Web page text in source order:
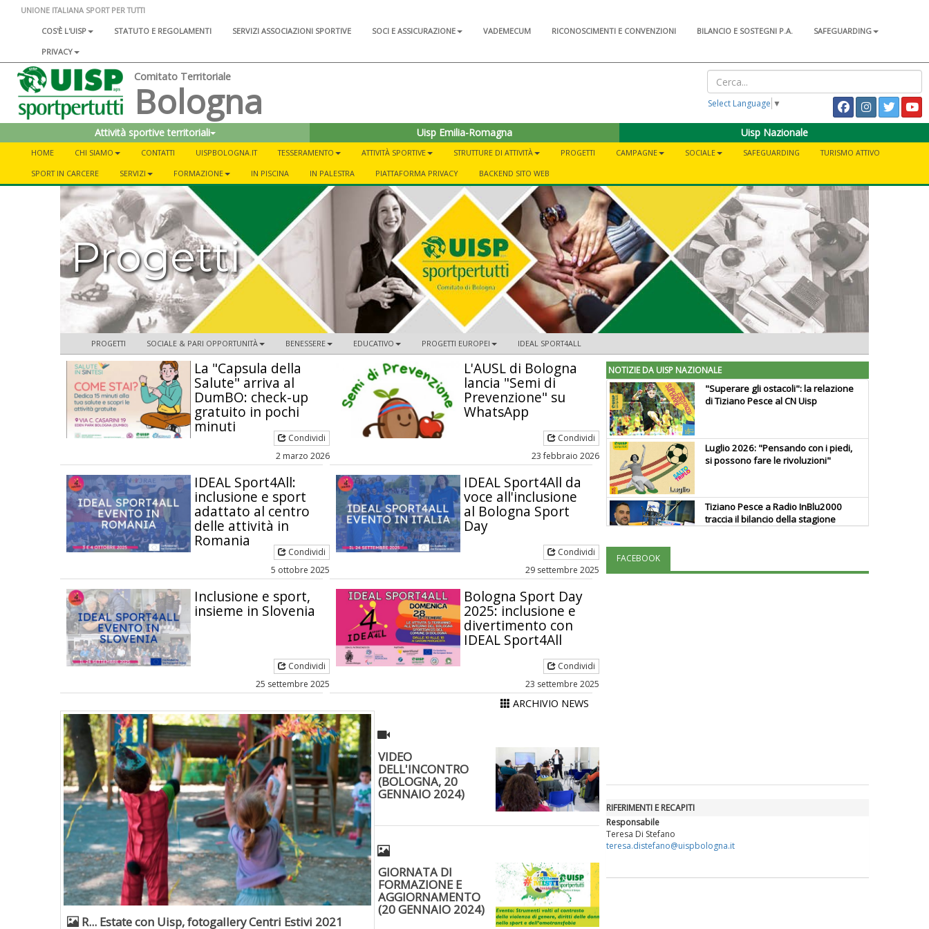
UNIONE ITALIANA SPORT PER TUTTI
COS'È L'UISP
STATUTO E REGOLAMENTI SERVIZI ASSOCIAZIONI SPORTIVE SOCI E ASSICURAZIONE VADEMECUM RICONOSCIMENTI E CONVENZIONI BILANCIO E SOSTEGNI P.A.
SAFEGUARDING
PRIVACY
Comitato Territoriale
Bologna Select Language ▼
Attività sportive territoriali Uisp Emilia-Romagna Uisp Nazionale
HOME CHI SIAMO CONTATTI UISPBOLOGNA.IT TESSERAMENTO ATTIVITÀ SPORTIVE STRUTTURE DI ATTIVITÀ PROGETTI CAMPAGNE SOCIALE SAFEGUARDING
TURISMO ATTIVO
SPORT IN CARCERE
SERVIZI FORMAZIONE IN PISCINA IN PALESTRA PIATTAFORMA PRIVACY BACKEND SITO WEB
Progetti
PROGETTI SOCIALE & PARI OPPORTUNITÀ BENESSERE EDUCATIVO PROGETTI EUROPEI IDEAL SPORT4ALL
La "Capsula della
Salute" arriva al
DumBO: check-up
gratuito in pochi
minuti
Condividi
2 marzo 2026
L'AUSL di Bologna
lancia "Semi di
Prevenzione" su
WhatsApp
Condividi
23 febbraio 2026
IDEAL Sport4All:
inclusione e sport
adattato al centro
delle attività in
Romania
Condividi
5 ottobre 2025
IDEAL Sport4All da
voce all'inclusione
al Bologna Sport
Day
Condividi
29 settembre 2025
Inclusione e sport,
insieme in Slovenia
Condividi
25 settembre 2025
Bologna Sport Day
2025: inclusione e
divertimento con
IDEAL Sport4All
Condividi
23 settembre 2025
ARCHIVIO NEWS
R... Estate con Uisp, fotogallery Centri Estivi 2021
VIDEO
DELL'INCONTRO
(BOLOGNA, 20
GENNAIO 2024)
GIORNATA DI
FORMAZIONE E
AGGIORNAMENTO
(20 GENNAIO 2024)
NOTIZIE DA UISP NAZIONALE
"Superare gli ostacoli": la relazione
di Tiziano Pesce al CN Uisp
Luglio 2026: "Pensando con i piedi,
si possono fare le rivoluzioni"
Tiziano Pesce a Radio InBlu2000
traccia il bilancio della stagione
FACEBOOK
RIFERIMENTI E RECAPITI
Responsabile
Teresa Di Stefano
teresa.distefano@uispbologna.it